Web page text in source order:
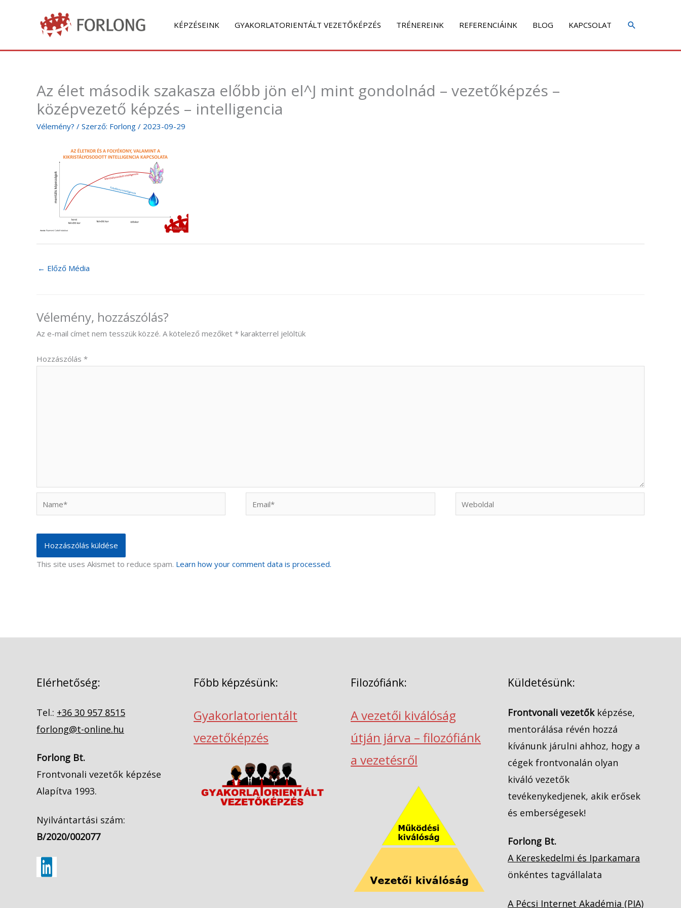
KÉPZÉSEINK GYAKORLATORIENTÁLT VEZETŐKÉPZÉS TRÉNEREINK REFERENCIÁINK BLOG KAPCSOLAT
Az élet második szakasza előbb jön el^J mint gondolnád – vezetőképzés –
középvezető képzés – intelligencia
Vélemény? / Szerző: Forlong / 2023-09-29
← Előző Média
Vélemény, hozzászólás?
Az e-mail címet nem tesszük közzé. A kötelező mezőket * karakterrel jelöltük
Hozzászólás *
This site uses Akismet to reduce spam. Learn how your comment data is processed.
Elérhetőség:
Tel.: +36 30 957 8515
forlong@t-online.hu
Forlong Bt.
Frontvonali vezetők képzése
Alapítva 1993.
Nyilvántartási szám:
B/2020/002077
Főbb képzésünk:
Gyakorlatorientált
vezetőképzés
Filozófiánk:
A vezetői kiválóság
útján járva – filozófiánk
a vezetésről
Küldetésünk:
Frontvonali vezetőkképzése,
mentorálása révén hozzá
kívánunk járulni ahhoz, hogy a
cégek frontvonalán olyan
kiváló vezetők
tevékenykedjenek, akik erősek
és emberségesek!
Forlong Bt.
A Kereskedelmi és Iparkamara
önkéntes tagvállalata
A Pécsi Internet Akadémia (PIA)